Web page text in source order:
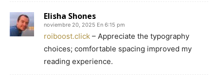
Elisha Shones
noviembre 20, 2025 En 6:15 pm
roiboost.click – Appreciate the typography
choices; comfortable spacing improved my
reading experience.